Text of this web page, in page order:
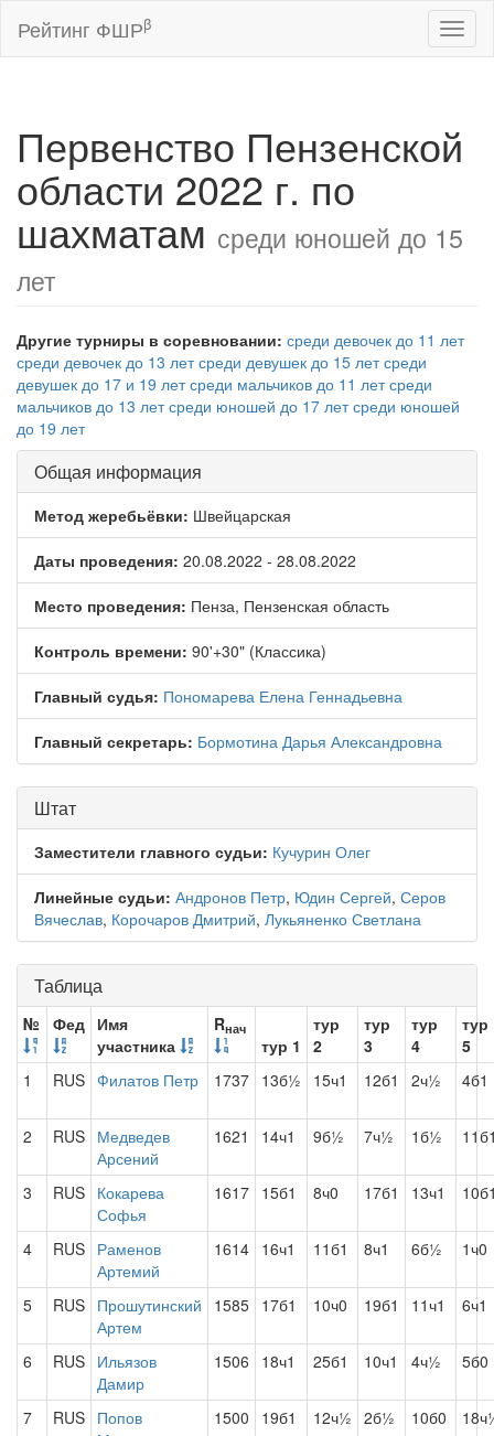
Рейтинг ФШРβ
Первенство Пензенской
области 2022 г. по
шахматам среди юношей до 15
лет
Другие турниры в соревновании: среди девочек до 11 лет
среди девочек до 13 лет среди девушек до 15 лет среди
девушек до 17 и 19 лет среди мальчиков до 11 лет среди
мальчиков до 13 лет среди юношей до 17 лет среди юношей
до 19 лет
Общая информация
Метод жеребьёвки: Швейцарская
Даты проведения: 20.08.2022 - 28.08.2022
Место проведения: Пенза, Пензенская область
Контроль времени: 90'+30" (Классика)
Главный судья: Пономарева Елена Геннадьевна
Главный секретарь: Бормотина Дарья Александровна
Штат
Заместители главного судьи: Кучурин Олег
Линейные судьи: Андронов Петр, Юдин Сергей, Серов
Вячеслав, Корочаров Дмитрий, Лукьяненко Светлана
Таблица
№ Фед Имя
участника
Rнач
тур 1
тур
2
тур
3
тур
4
тур
5
1
RUS Филатов Петр 1737 13б½ 15ч1 12б1 2ч½ 4б1
2 RUS Медведев
Арсений
1621 14ч1 9б½ 7ч½ 1б½
3 RUS Кокарева
Софья
1617 15б1 8ч0 17б1 13ч1
4 RUS Раменов
Артемий
1614 16ч1 11б1 8ч1 6б½ 1ч0
5 RUS Прошутинский
Артем
1585 17б1 10ч0 19б1 11ч1 6ч1
6 RUS Ильязов
Дамир
1506 18ч1 25б1 10ч1 4ч½ 5б0
7 RUS Попов
1500 19б1 12ч½ 2б½ 10б0